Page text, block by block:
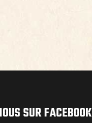
SUR FACEBOOK